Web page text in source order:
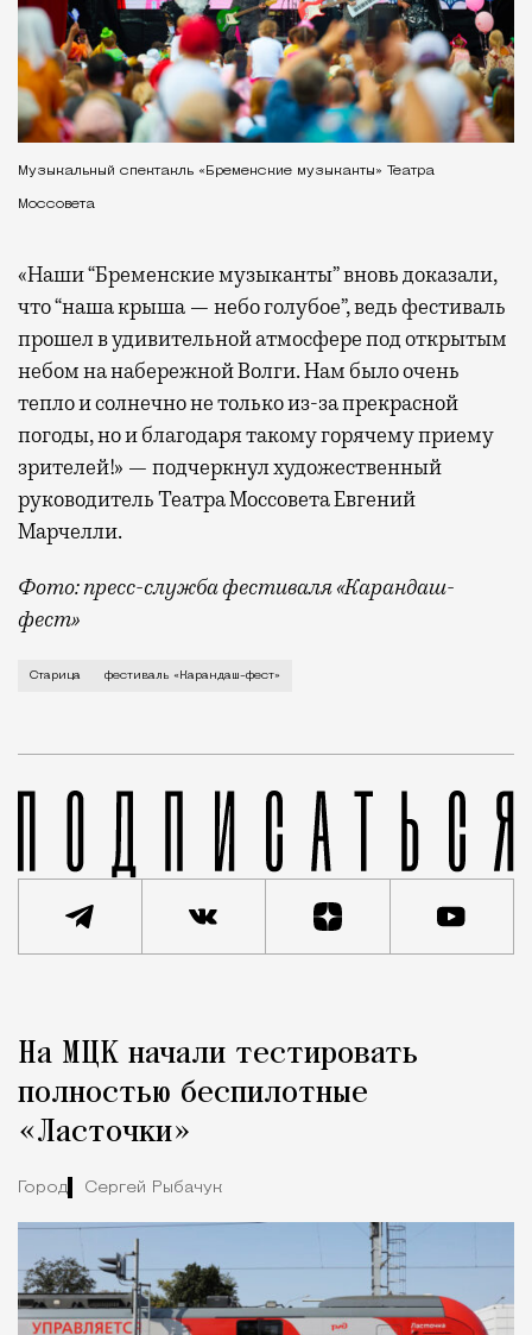
Музыкальный спектакль «Бременские музыканты» Театра
Моссовета
«Наши “Бременские музыканты” вновь доказали,
что “наша крыша — небо голубое”, ведь фестиваль
прошел в удивительной атмосфере под открытым
небом на набережной Волги. Нам было очень
тепло и солнечно не только из-за прекрасной
погоды, но и благодаря такому горячему приему
зрителей!» — подчеркнул художественный
руководитель Театра Моссовета Евгений
Марчелли.
Фото: пресс-служба фестиваля «Карандаш-
фест»
В минувший уикенд маленькая Старица в
Старица фестиваль «Карандаш-фест»
Город
На МЦК начали тестировать
полностью беспилотные
«Ласточки»
Город Сергей Рыбачук